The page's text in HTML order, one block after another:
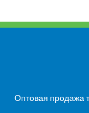
Оптовая продажа